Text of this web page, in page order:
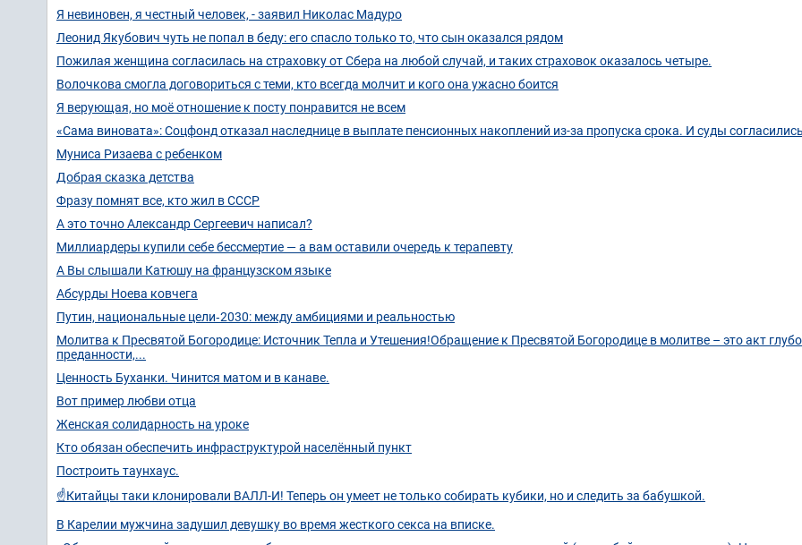
Я невиновен, я честный человек, - заявил Николас Мадуро
Леонид Якубович чуть не попал в беду: его спасло только то, что сын оказался рядом
Пожилая женщина согласилась на страховку от Сбера на любой случай, и таких страховок оказалось четыре.
Волочкова смогла договориться с теми, кто всегда молчит и кого она ужасно боится
Я верующая, но моё отношение к посту понравится не всем
«Сама виновата»: Соцфонд отказал наследнице в выплате пенсионных накоплений из-за пропуска срока. И суды
Муниса Ризаева с ребенком
Добрая сказка детства
Фразу помнят все, кто жил в СССР
А это точно Александр Сергеевич написал?
Миллиардеры купили себе бессмертие — а вам оставили очередь к терапевту
А Вы слышали Катюшу на французском языке
Абсурды Ноева ковчега
Путин, национальные цели‑2030: между амбициями и реальностью
Молитва к Пресвятой Богородице: Источник Тепла и Утешения!Обращение к Пресвятой Богородице в молитве – это акт
преданности,...
Ценность Буханки. Чинится матом и в канаве.
Вот пример любви отца
Женская солидарность на уроке
Кто обязан обеспечить инфраструктурой населённый пункт
Построить таунхаус.
☝️Китайцы таки клонировали ВАЛЛ-И! Теперь он умеет не только собирать кубики, но и следить за бабушкой.
В Карелии мужчина задушил девушку во время жесткого секса на вписке.